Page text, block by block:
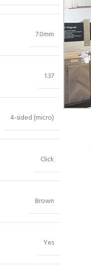
7.0mm
1.37
4-sided (micro)
Click
Brown
Yes